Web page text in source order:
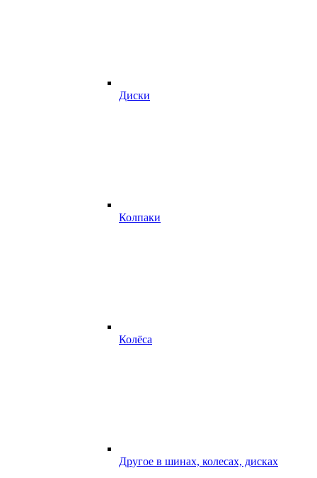
Диски
Колпаки
Колёса
Другое в шинах, колесах, дисках